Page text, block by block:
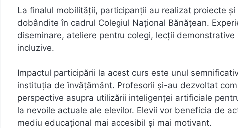
La finalul mobilității, participanții au realizat proiecte
dobândite în cadrul Colegiul Național Bănățean.
diseminare, ateliere pentru colegi, lecții
incluzive.
Impactul participării la acest curs este unul
instituția de învățământ. Profesorii și-au dezvoltat
perspective asupra utilizării inteligenței artificiale
la nevoile actuale ale elevilor. Elevii vor beneficia de
mediu educațional mai accesibil și mai motivant.